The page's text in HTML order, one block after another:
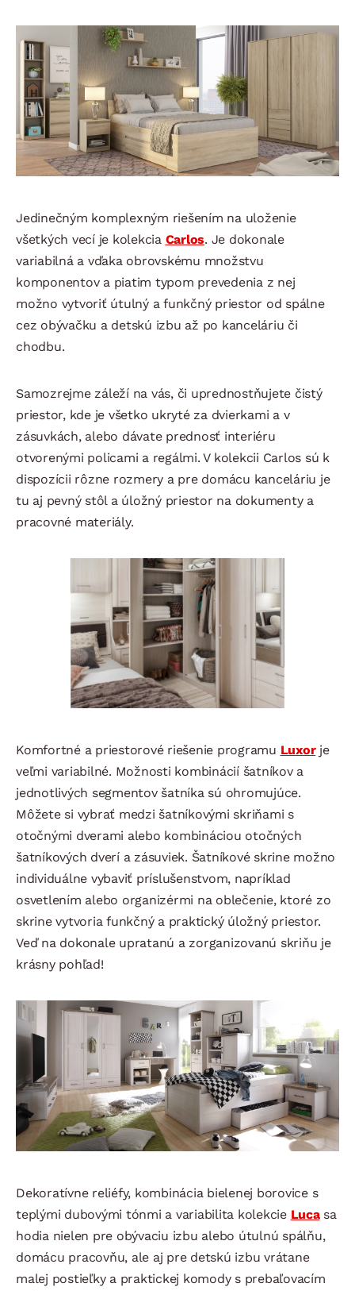
Jedinečným komplexným riešením na uloženie
všetkých vecí je kolekcia Carlos. Je dokonale
variabilná a vďaka obrovskému množstvu
komponentov a piatim typom prevedenia z nej
možno vytvoriť útulný a funkčný priestor od spálne
cez obývačku a detskú izbu až po kanceláriu či
chodbu.
Samozrejme záleží na vás, či uprednostňujete čistý
priestor, kde je všetko ukryté za dvierkami a v
zásuvkách, alebo dávate prednosť interiéru
otvorenými policami a regálmi. V kolekcii Carlos sú k
dispozícii rôzne rozmery a pre domácu kanceláriu je
tu aj pevný stôl a úložný priestor na dokumenty a
pracovné materiály.
Komfortné a priestorové riešenie programu Luxorje
veľmi variabilné. Možnosti kombinácií šatníkov a
jednotlivých segmentov šatníka sú ohromujúce.
Môžete si vybrať medzi šatníkovými skriňami s
otočnými dverami alebo kombináciou otočných
šatníkových dverí a zásuviek. Šatníkové skrine možno
individuálne vybaviť príslušenstvom, napríklad
osvetlením alebo organizérmi na oblečenie, ktoré zo
skrine vytvoria funkčný a praktický úložný priestor.
Veď na dokonale upratanú a zorganizovanú skriňu je
krásny pohľad!
Dekoratívne reliéfy, kombinácia bielenej borovice s
teplými dubovými tónmi a variabilita kolekcie Lucasa
hodia nielen pre obývaciu izbu alebo útulnú spálňu,
domácu pracovňu, ale aj pre detskú izbu vrátane
malej postieľky a praktickej komody s prebaľovacím